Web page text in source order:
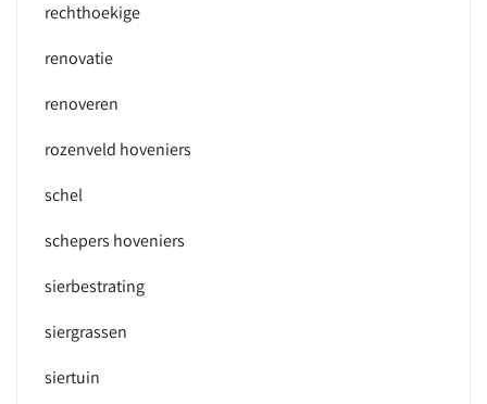
rechthoekige
renovatie
renoveren
rozenveld hoveniers
schel
schepers hoveniers
sierbestrating
siergrassen
siertuin